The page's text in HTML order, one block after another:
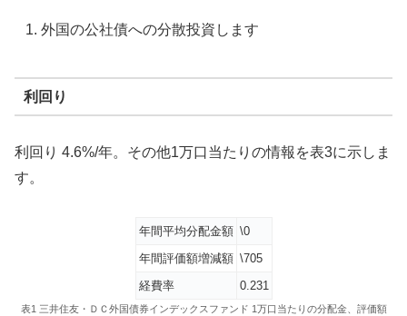
外国の公社債への分散投資します
利回り
利回り 4.6%/年。その他1万口当たりの情報を表3に示しま
す。
年間平均分配金額 \0
年間評価額増減額 \705
経費率
0.231
表1 三井住友・ＤＣ外国債券インデックスファンド 1万口当たりの分配金、評価額